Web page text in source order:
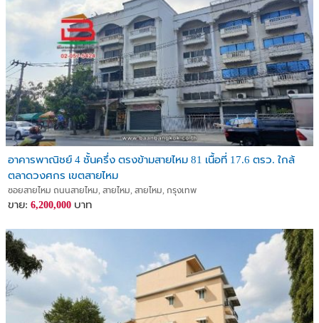
อาคารพาณิชย์ 4 ชั้นครึ่ง ตรงข้ามสายไหม 81 เนื้อที่ 17.6 ตรว. ใกล้
ตลาดวงศกร เขตสายไหม
ซอยสายไหม ถนนสายไหม, สายไหม, สายไหม, กรุงเทพ
ขาย: 6,200,000 บาท